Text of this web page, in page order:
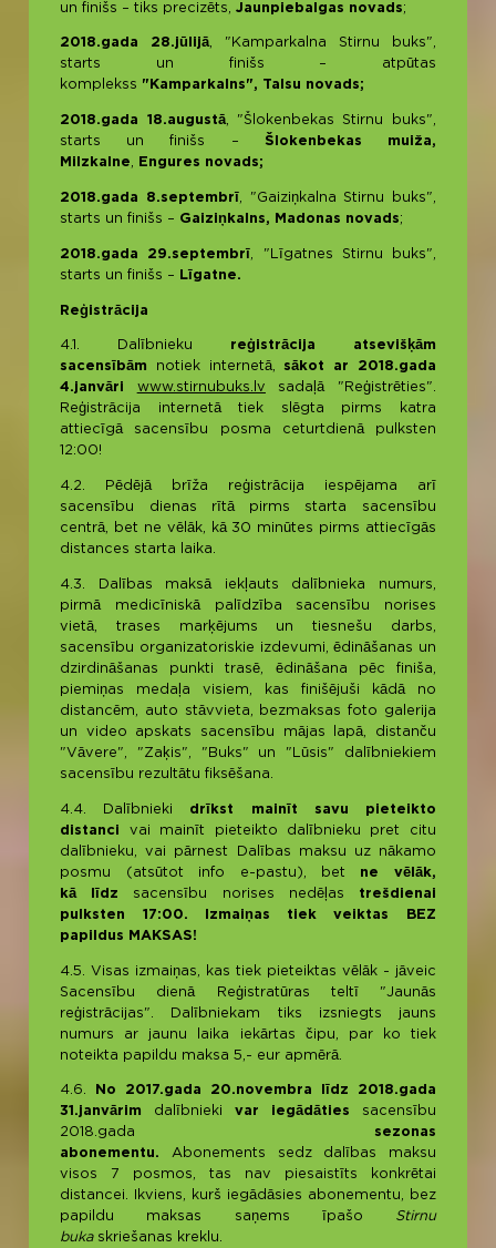
un finišs – tiks precizēts,Jaunpiebalgas novads;
2018.gada 28.jūlijā, "Kamparkalna Stirnu buks",
starts un finišs – atpūtas
komplekss "Kamparkalns", Talsu novads;
2018.gada 18.augustā, "Šlokenbekas Stirnu buks",
starts un finišs –
Šlokenbekas muiža,
Milzkalne, Engures novads;
2018.gada 8.septembrī , "Gaiziņkalna Stirnu buks",
starts un finišs – Gaiziņkalns, Madonas novads;
2018.gada 29.septembrī
, "Līgatnes Stirnu buks",
starts un finišs –
Līgatne.
Reģistrācija
4.1. Dalībnieku
reģistrācija atsevišķām
sacensībām
notiek internetā,sākot ar 2018.gada
4.janvāri
www.stirnubuks.lv sadaļā "Reģistrēties".
Reģistrācija internetā tiek slēgta pirms katra
attiecīgā sacensību posma ceturtdienā pulksten
12:00!
4.2. Pēdējā brīža reģistrācija iespējama arī
sacensību dienas rītā pirms starta sacensību
centrā, bet ne vēlāk, kā 30 minūtes pirms attiecīgās
distances starta laika.
4.3. Dalības maksā iekļauts dalībnieka numurs,
pirmā medicīniskā palīdzība sacensību norises
vietā, trases marķējums un tiesnešu darbs,
sacensību organizatoriskie izdevumi, ēdināšanas un
dzirdināšanas punkti trasē, ēdināšana pēc finiša,
piemiņas medaļa visiem, kas finišējuši kādā no
distancēm, auto stāvvieta, bezmaksas foto galerija
un video apskats sacensību mājas lapā, distanču
"Vāvere", "Zaķis", "Buks" un "Lūsis" dalībniekiem
sacensību rezultātu fiksēšana.
4.4. Dalībnieki drīkst mainīt savu pieteikto
distanci
vai mainīt pieteikto dalībnieku pret citu
dalībnieku, vai pārnest Dalības maksu uz nākamo
posmu (atsūtot info e-pastu), bet ne vēlāk,
kā līdz
sacensību norises nedēļas
trešdienai
pulksten 17:00. Izmaiņas tiek veiktas BEZ
papildus MAKSAS!
4.5. Visas izmaiņas, kas tiek pieteiktas vēlāk - jāveic
Sacensību dienā Reģistratūras teltī "Jaunās
reģistrācijas".
Dalībniekam tiks izsniegts jauns
numurs ar jaunu laika iekārtas čipu, par ko tiek
noteikta papildu maksa 5,- eur apmērā.
4.6. No
2017.gada 20.novembra līdz 2018.gada
31.janvārim
dalībnieki var iegādāties sacensību
2018.gada sezonas
abonementu. Abonements sedz dalības maksu
visos 7 posmos, tas nav piesaistīts konkrētai
distancei. Ikviens, kurš iegādāsies abonementu, bez
papildu maksas saņems īpašo
Stirnu
bukaskriešanas kreklu.